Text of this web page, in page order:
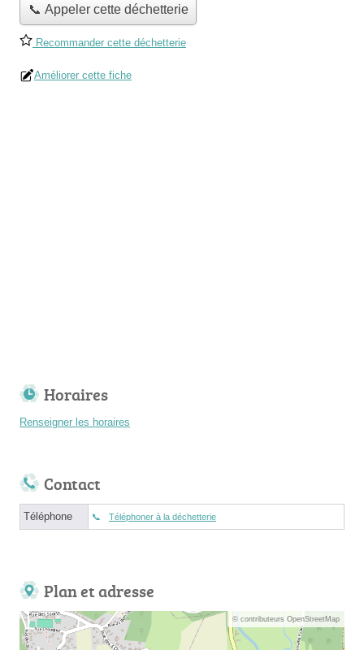
📞 Appeler cette déchetterie
Recommander cette déchetterie
Améliorer cette fiche
Horaires
Renseigner les horaires
Contact
Téléphone Téléphoner à la déchetterie
Plan et adresse
© contributeurs OpenStreetMap